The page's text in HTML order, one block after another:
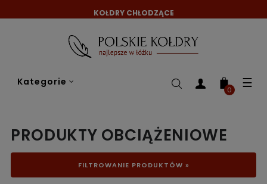
KOŁDRY CHŁODZĄCE
Kategorie ☰
0
PRODUKTY OBCIĄŻENIOWE
FILTROWANIE PRODUKTÓW »